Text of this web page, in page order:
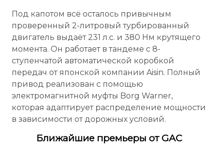
Под капотом всё осталось привычным
проверенный 2-литровый турбированный
двигатель выдаёт 231 л.с. и 380 Нм крутящего
момента. Он работает в тандеме с 8-
ступенчатой автоматической коробкой
передач от японской компании Aisin. Полный
привод реализован с помощью
электромагнитной муфты Borg Warner,
которая адаптирует распределение мощности
в зависимости от дорожных условий.
Ближайшие премьеры от GAC